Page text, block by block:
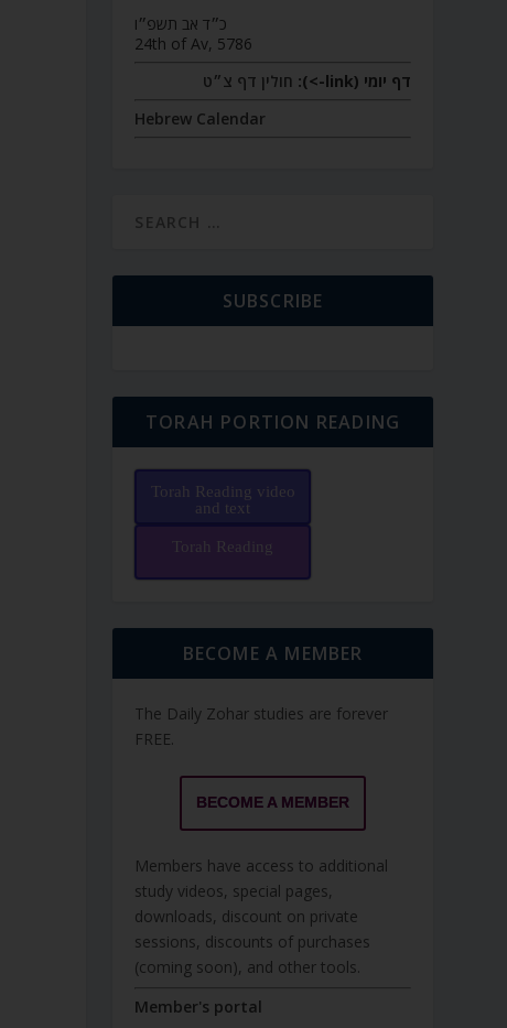
כ״ד אב תשפ״ו
24th of Av, 5786
דף יומי (link->):
חולין דף צ״ט
Hebrew Calendar
SUBSCRIBE
TORAH PORTION READING
Torah Reading video
and text
Torah Reading
BECOME A MEMBER
The Daily Zohar studies are forever
FREE.
BECOME A MEMBER
Members have access to additional
study videos, special pages,
downloads, discount on private
sessions, discounts of purchases
(coming soon), and other tools.
Member's portal